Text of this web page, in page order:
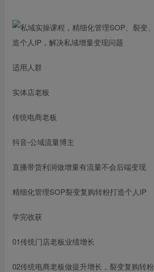
适用人群
实体店老板
传统电商老板
抖音-公域流量博主
直播带货利润做增量有流量不会后端变现
精细化管理SOP裂变复购转粉打造个人IP
学完收获
01传统门店老板业绩增长
02传统电商老板做提升增长，裂变复购转粉